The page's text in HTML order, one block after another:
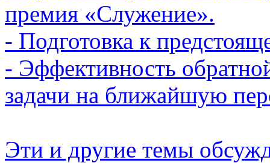
премия «Служение».
- Подготовка к
- Эффективность
задачи на ближайшую
Эти и другие темы